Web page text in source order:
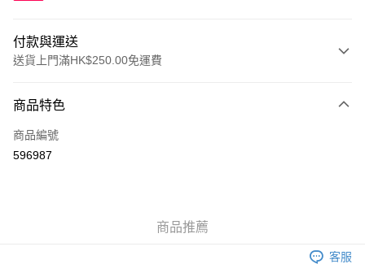
付款與運送
送貨上門滿HK$250.00免運費
信用卡
Apple Pay
商品特色
商品編號
596987
商品推薦
客服